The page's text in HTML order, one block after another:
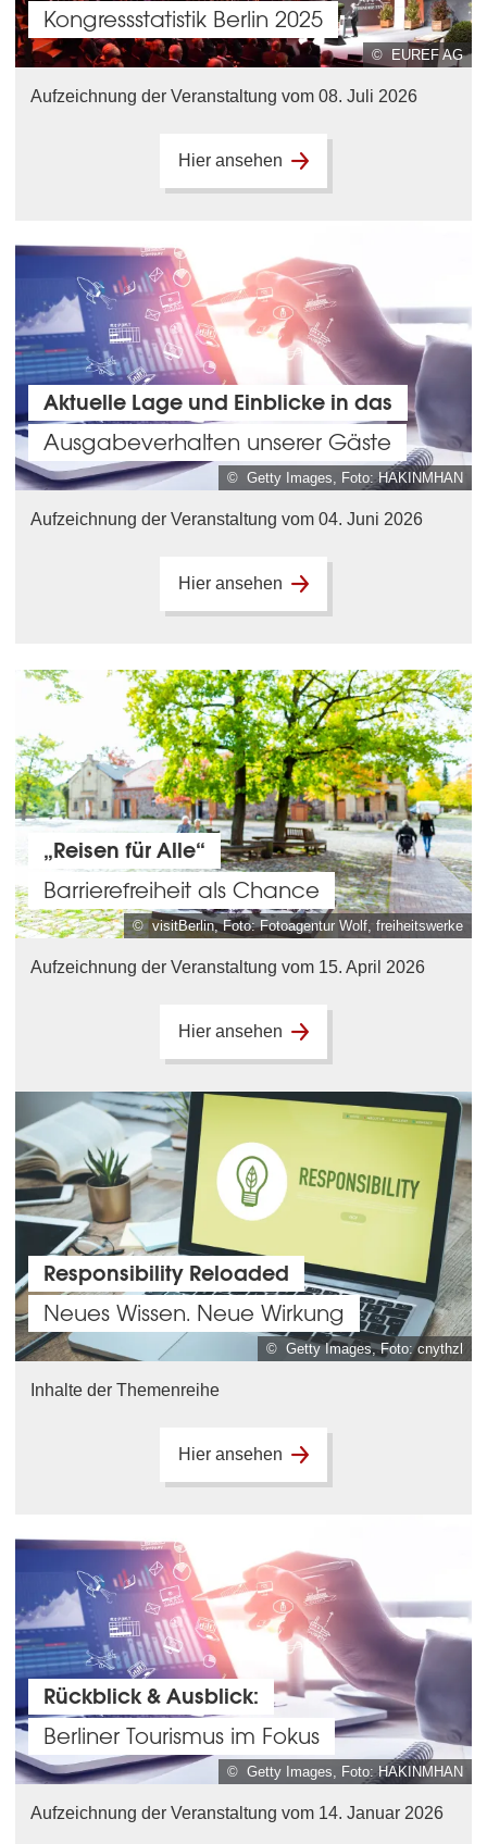
© EUREF AG
Kongressstatistik Berlin 2025
Aufzeichnung der Veranstaltung vom 08. Juli 2026
Hier ansehen
© Getty Images, Foto: HAKINMHAN
Aktuelle Lage und Einblicke in das
Ausgabeverhalten unserer Gäste
Aufzeichnung der Veranstaltung vom 04. Juni 2026
Hier ansehen
© visitBerlin, Foto: Fotoagentur Wolf, freiheitswerke
„Reisen für Alle“
Barrierefreiheit als Chance
Aufzeichnung der Veranstaltung vom 15. April 2026
Hier ansehen
© Getty Images, Foto: cnythzl
Responsibility Reloaded
Neues Wissen. Neue Wirkung
Inhalte der Themenreihe
Hier ansehen
© Getty Images, Foto: HAKINMHAN
Rückblick & Ausblick:
Berliner Tourismus im Fokus
Aufzeichnung der Veranstaltung vom 14. Januar 2026